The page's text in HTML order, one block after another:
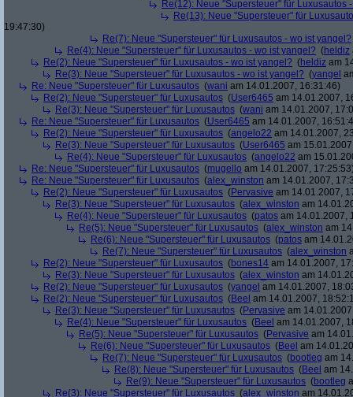
Re(12): Neue "Supersteuer" für Luxusautos
Re(13): Neue "Supersteuer" für
19:47:30)
Re(7): Neue "Supersteuer" für Luxusautos - wo ist yangel?
Re(4): Neue "Supersteuer" für Luxusautos - wo ist yangel? (heldiz
Re(2): Neue "Supersteuer" für Luxusautos - wo ist yangel? (heldiz am
Re(3): Neue "Supersteuer" für Luxusautos - wo ist yangel? (yangel
Re: Neue "Supersteuer" für Luxusautos (wani am 14.01.2007, 16:31:46)
Re(2): Neue "Supersteuer" für Luxusautos (User6465 am 14.01.2007,
Re(3): Neue "Supersteuer" für Luxusautos (wani am 14.01.2007,
Re: Neue "Supersteuer" für Luxusautos (User6465 am 14.01.2007,
Re(2): Neue "Supersteuer" für Luxusautos (angelo22 am 14.01.2007,
Re(3): Neue "Supersteuer" für Luxusautos (User6465 am
Re(4): Neue "Supersteuer" für Luxusautos (angelo22 am
Re: Neue "Supersteuer" für Luxusautos (mugello am 14.01.2007,
Re: Neue "Supersteuer" für Luxusautos (alex_winston am 14.01.2007,
Re(2): Neue "Supersteuer" für Luxusautos (Pervasive am 14.01.2007,
Re(3): Neue "Supersteuer" für Luxusautos (alex_winston am
Re(4): Neue "Supersteuer" für Luxusautos (patos am 14.01.2007,
Re(5): Neue "Supersteuer" für Luxusautos (alex_winston am
Re(6): Neue "Supersteuer" für Luxusautos (patos am
Re(7): Neue "Supersteuer" für Luxusautos (alex_winston
Re(2): Neue "Supersteuer" für Luxusautos (bones14 am 14.01.2007,
Re(3): Neue "Supersteuer" für Luxusautos (alex_winston am
Re(2): Neue "Supersteuer" für Luxusautos (yangel am 14.01.2007,
Re(2): Neue "Supersteuer" für Luxusautos (Beel am 14.01.2007,
Re(3): Neue "Supersteuer" für Luxusautos (Pervasive am
Re(4): Neue "Supersteuer" für Luxusautos (Beel am 14.01.2007,
Re(5): Neue "Supersteuer" für Luxusautos (Pervasive am
Re(6): Neue "Supersteuer" für Luxusautos (Beel am
Re(7): Neue "Supersteuer" für Luxusautos (bootleg am
Re(8): Neue "Supersteuer" für Luxusautos (Beel am
Re(9): Neue "Supersteuer" für Luxusautos (bootleg
Re(3): Neue "Supersteuer" für Luxusautos (alex_winston am